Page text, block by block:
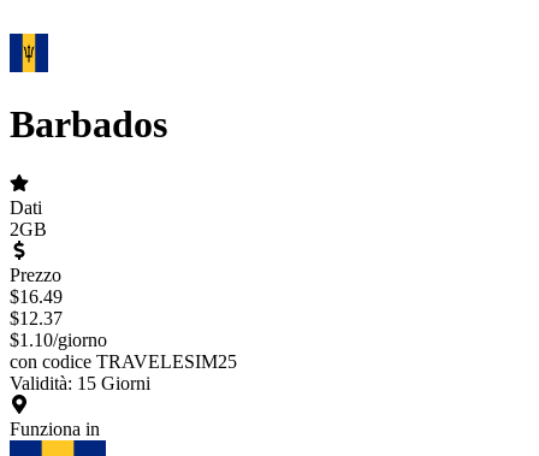
Barbados
Dati
2GB
Prezzo
$16.49
$12.37
$1.10/giorno
con codice TRAVELESIM25
Validità: 15 Giorni
Funziona in